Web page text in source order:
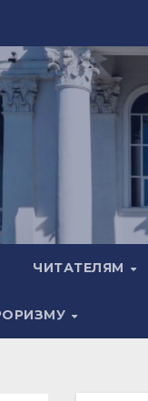
ЧИТАТЕЛЯМ